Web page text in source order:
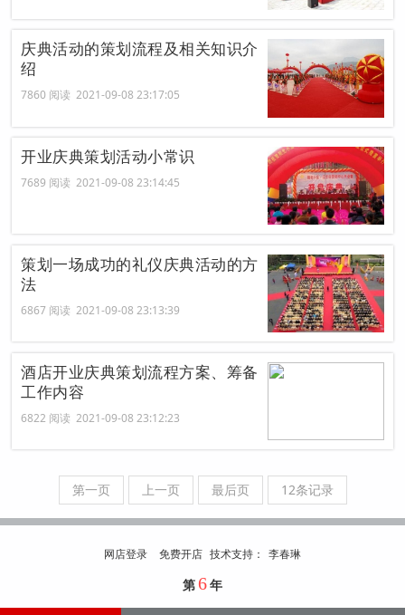
庆典活动的策划流程及相关知识介
绍
7860 阅读 2021-09-08 23:17:05
开业庆典策划活动小常识
7689 阅读 2021-09-08 23:14:45
策划一场成功的礼仪庆典活动的方
法
6867 阅读 2021-09-08 23:13:39
酒店开业庆典策划流程方案、筹备
工作内容
6822 阅读 2021-09-08 23:12:23
第一页 上一页 最后页 12条记录
网店登录 免费开店 技术支持 ： 李春琳
第 6年